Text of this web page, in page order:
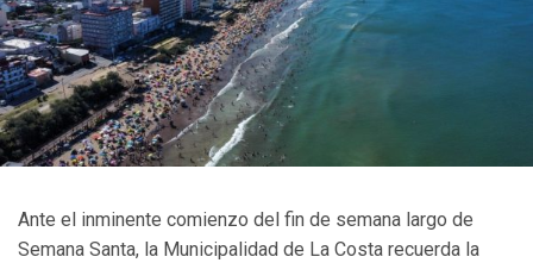
Ante el inminente comienzo del fin de semana largo de
Semana Santa, la Municipalidad de La Costa recuerda la